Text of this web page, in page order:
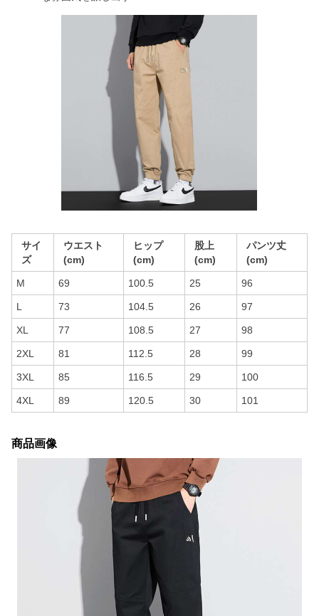
サイ
ズ
ウエスト
(cm)
ヒップ
(cm)
股上
(cm)
パンツ丈
(cm)
M 69 100.5 25 96
L 73 104.5 26 97
XL 77 108.5 27 98
2XL 81 112.5 28 99
3XL 85 116.5 29 100
4XL 89 120.5 30 101
商品画像